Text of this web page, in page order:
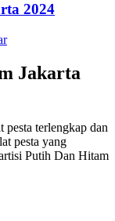
2024
Jakarta
terlengkap dan
pesta yang
Putih Dan Hitam